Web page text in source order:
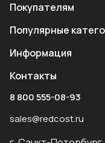
Покупателям
Популярные
Информация
Контакты
8 800 555-08-93
sales@redcost.ru